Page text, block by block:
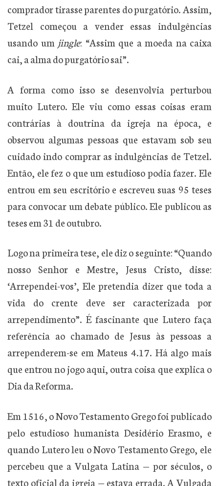
comprador tirasse parentes do purgatório. Assim,
Tetzel começou a vender essas indulgências
usando um jingle: “Assim que a moeda na caixa
cai, a alma do purgatório sai”.
A forma como isso se desenvolvia perturbou
muito Lutero. Ele viu como essas coisas eram
contrárias à doutrina da igreja na época, e
observou algumas pessoas que estavam sob seu
cuidado indo comprar as indulgências de Tetzel.
Então, ele fez o que um estudioso podia fazer. Ele
entrou em seu escritório e escreveu suas 95 teses
para convocar um debate público. Ele publicou as
teses em 31 de outubro.
Logo na primeira tese, ele diz o seguinte: “Quando
nosso Senhor e Mestre, Jesus Cristo, disse:
‘Arrependei-vos’, Ele pretendia dizer que toda a
vida do crente deve ser caracterizada por
arrependimento”. É fascinante que Lutero faça
referência ao chamado de Jesus às pessoas a
arrependerem-se em Mateus 4.17. Há algo mais
que entrou no jogo aqui, outra coisa que explica o
Dia da Reforma.
Em 1516, o Novo Testamento Grego foi publicado
pelo estudioso humanista Desidério Erasmo, e
quando Lutero leu o Novo Testamento Grego, ele
percebeu que a Vulgata Latina — por séculos, o
texto oficial da igreja — estava errada. A Vulgada